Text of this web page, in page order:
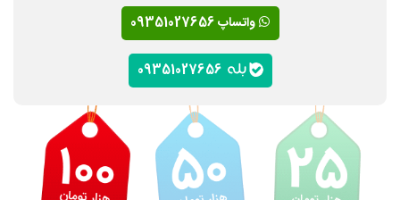
واتساپ 09351027656